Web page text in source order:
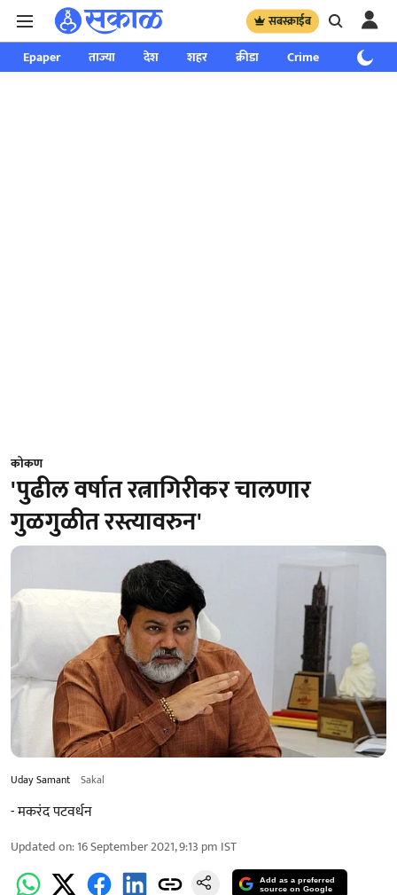
सबस्क्राईब
Epaper ताज्या देश शहर क्रीडा Crime साप्ताहिक
कोकण
'पुढील वर्षात रत्नागिरीकर चालणार
गुळगुळीत रस्त्यावरुन'
Uday Samant Sakal
- मकरंद पटवर्धन
Updated on:16 September 2021, 9:13 pm IST
Add as a preferred
source on Google